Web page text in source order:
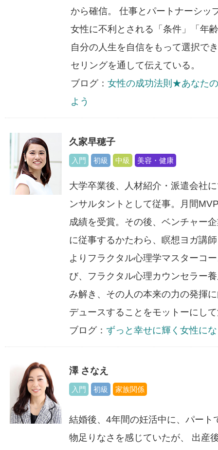
から確信。 仕事とパートナーシッ
女性に不利とされる「条件」「年
自分の人生を自信をもって選択で
セリングを通して伝えている。
ブログ： 女性の成功法則★あなた
よう
久家早穂子
入門 初級 中級 美容・健康
大学卒業後、人材紹介・派遣会社
ンサルタントとして従事。月間
成績を受賞。その後、ベンチャー
に従事するかたわら、瞑想ヨガ講
よりフラクタル心理学マスターコ
び、フラクタル心理カウンセラー
み解き、その人の本来の力の発揮
デュースすることをモットーにし
ブログ： ずっと幸せに輝く女性に
澤 さなえ
入門 初級 家族関係
結婚後、4年間の妊活中に、パート
物足りなさを感じていたが、 出産